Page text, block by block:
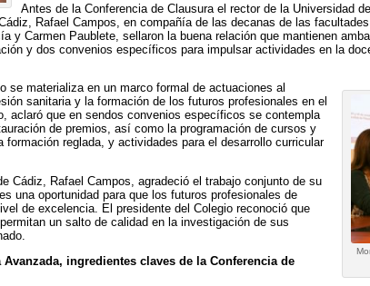
Antes de la Conferencia de Clausura el rector de la Universidad
Rafael Campos, en compañía de las decanas de las
y Carmen Paublete, sellaron la buena relación que mantienen
y dos convenios específicos para impulsar actividades en la
se materializa en un marco formal de actuaciones al
sanitaria y la formación de los futuros profesionales en el
aclaró que en sendos convenios específicos se contempla
de premios, así como la programación de cursos y
reglada, y actividades para el desarrollo curricular
Cádiz, Rafael Campos, agradeció el trabajo conjunto de su
una oportunidad para que los futuros profesionales de
de excelencia. El presidente del Colegio reconoció que
un salto de calidad en la investigación de sus
ingredientes claves de la Conferencia de